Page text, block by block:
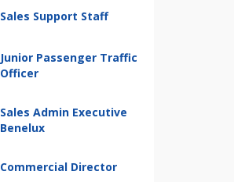
Sales Support Staff
Junior Passenger Traffic
Officer
Sales Admin Executive
Benelux
Commercial Director